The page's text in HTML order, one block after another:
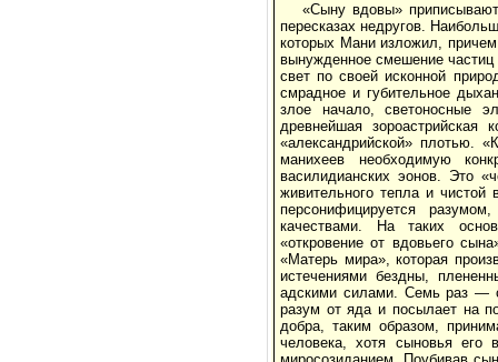
«Сыну вдовы»
пересказах недругов.
которых Мани изложил, причем
вынужденное смешение
свет по своей исконной
смрадное и губительное
злое начало, светоносные
древнейшая
«александрийской» плотью.
манихеев необходимую
василидианских эонов. Это
живительного тепла и
персонифицируется
качествами. На таких
«откровение от вдовьего
«Матерь мира», которая
истечениями бездны,
адскими силами. Семь раз —
разум от яда и посылает на
добра, таким образом,
человека, хотя сыновья